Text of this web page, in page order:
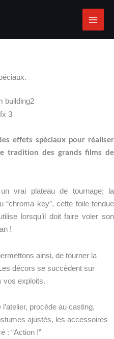
effets spéciaux pour réaliser
tradition des grands films de
vrai plateau de tournage; la
“chroma key”, cette toile tendue
lorsqu’il doit faire voler son
!
ainsi, de tourner la
décors se succèdent sur
vos exploits.
procède au casting,
ajustés, les accessoires
: “Action !”